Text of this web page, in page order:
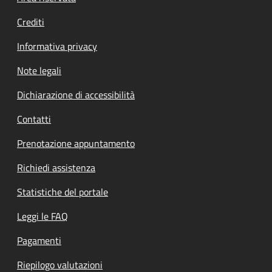
Crediti
Informativa privacy
Note legali
Dichiarazione di accessibilità
Contatti
Prenotazione appuntamento
Richiedi assistenza
Statistiche del portale
Leggi le FAQ
Pagamenti
Riepilogo valutazioni